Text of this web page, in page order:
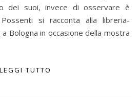
dei suoi, invece di osservare è
si racconta alla libreria-
a Bologna in occasione della mostra
LEGGI TUTTO